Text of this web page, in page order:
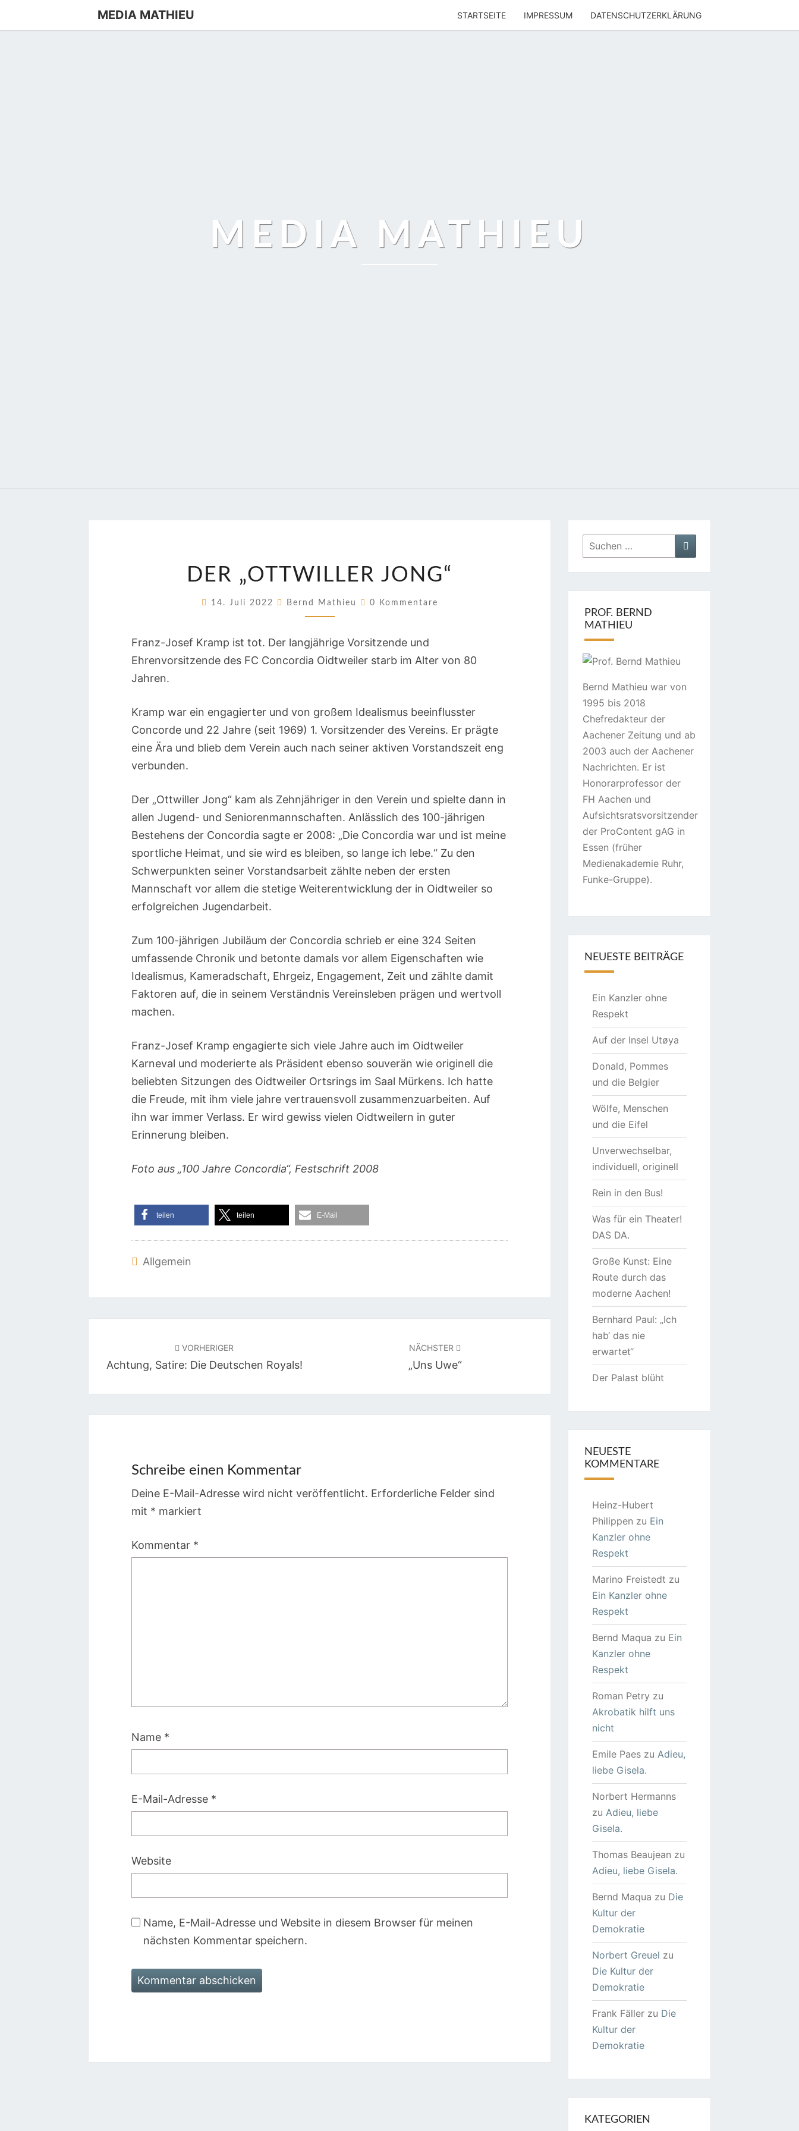
MEDIA MATHIEU STARTSEITE IMPRESSUM DATENSCHUTZERKLÄRUNG
MEDIA MATHIEU
„OTTWILLER
DER „OTTWILLER JONG“
14. Juli 2022 Bernd Mathieu Kommentare
0 Kommentare
Franz-Josef Kramp ist tot. Der langjährige Vorsitzende und
Ehrenvorsitzende des FC Concordia Oidtweiler starb im Alter von 80
Jahren.
Kramp war ein engagierter und von großem Idealismus beeinflusster
Concorde und 22 Jahre (seit 1969) 1. Vorsitzender des Vereins. Er prägte
eine Ära und blieb dem Verein auch nach seiner aktiven Vorstandszeit eng
verbunden.
Der „Ottwiller Jong“ kam als Zehnjähriger in den Verein und spielte dann in
allen Jugend- und Seniorenmannschaften. Anlässlich des 100-jährigen
Bestehens der Concordia sagte er 2008: „Die Concordia war und ist meine
sportliche Heimat, und sie wird es bleiben, so lange ich lebe.“ Zu den
Schwerpunkten seiner Vorstandsarbeit zählte neben der ersten
Mannschaft vor allem die stetige Weiterentwicklung der in Oidtweiler so
erfolgreichen Jugendarbeit.
Zum 100-jährigen Jubiläum der Concordia schrieb er eine 324 Seiten
umfassende Chronik und betonte damals vor allem Eigenschaften wie
Idealismus, Kameradschaft, Ehrgeiz, Engagement, Zeit und zählte damit
Faktoren auf, die in seinem Verständnis Vereinsleben prägen und wertvoll
machen.
Franz-Josef Kramp engagierte sich viele Jahre auch im Oidtweiler
Karneval und moderierte als Präsident ebenso souverän wie originell die
beliebten Sitzungen des Oidtweiler Ortsrings im Saal Mürkens. Ich hatte
die Freude, mit ihm viele jahre vertrauensvoll zusammenzuarbeiten. Auf
ihn war immer Verlass. Er wird gewiss vielen Oidtweilern in guter
Erinnerung bleiben.
Foto aus „100 Jahre Concordia“, Festschrift 2008
teilen teilen E-Mail
Allgemein
VORHERIGER
Achtung, Satire: Die Deutschen Royals!
NÄCHSTER
„Uns Uwe“
Schreibe einen Kommentar
Deine E-Mail-Adresse wird nicht veröffentlicht. Erforderliche Felder sind
mit * markiert
Kommentar *
Name *
E-Mail-Adresse *
Website
Name, E-Mail-Adresse und Website in diesem Browser für meinen
nächsten Kommentar speichern.
Suchen
nach:
PROF. BERND
MATHIEU
Bernd Mathieu war von
1995 bis 2018
Chefredakteur der
Aachener Zeitung und ab
2003 auch der Aachener
Nachrichten. Er ist
Honorarprofessor der
FH Aachen und
Aufsichtsratsvorsitzender
der ProContent gAG in
Essen (früher
Medienakademie Ruhr,
Funke-Gruppe).
NEUESTE BEITRÄGE
Ein Kanzler ohne
Respekt
Auf der Insel Utøya
Donald, Pommes
und die Belgier
Wölfe, Menschen
und die Eifel
Unverwechselbar,
individuell, originell
Rein in den Bus!
Was für ein Theater!
DAS DA.
Große Kunst: Eine
Route durch das
moderne Aachen!
Bernhard Paul: „Ich
hab‘ das nie
erwartet“
Der Palast blüht
NEUESTE
KOMMENTARE
Heinz-Hubert
Philippen zu Ein
Kanzler ohne
Respekt
Marino Freistedt zu
Ein Kanzler ohne
Respekt
Bernd Maqua zu Ein
Kanzler ohne
Respekt
Roman Petry zu
Akrobatik hilft uns
nicht
Emile Paeszu Adieu,
liebe Gisela.
Norbert Hermanns
zu Adieu, liebe
Gisela.
Thomas Beaujean zu
Adieu, liebe Gisela.
Bernd Maqua zu Die
Kultur der
Demokratie
Norbert Greuel zu
Die Kultur der
Demokratie
Frank Fällerzu Die
Kultur der
Demokratie
KATEGORIEN